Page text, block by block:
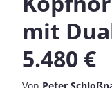
mit
5.480 €